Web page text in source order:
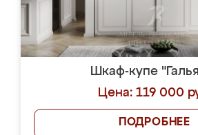
Шкаф-купе
Цена: 119 000
ПОДРОБНЕЕ